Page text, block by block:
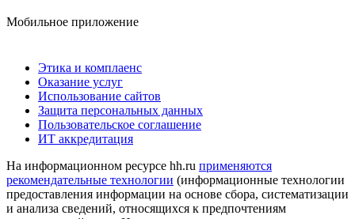
Мобильное приложение
Этика и комплаенс
Оказание услуг
Использование сайтов
Защита персональных данных
Пользовательское соглашение
ИТ аккредитация
На информационном ресурсе hh.ru применяются
рекомендательные технологии (информационные технологии
предоставления информации на основе сбора, систематизации
и анализа сведений, относящихся к предпочтениям